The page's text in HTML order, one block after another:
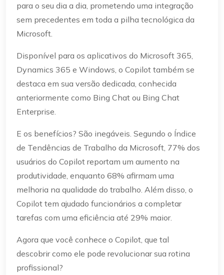
para o seu dia a dia, prometendo uma integração
sem precedentes em toda a pilha tecnológica da
Microsoft.
Disponível para os aplicativos do Microsoft 365,
Dynamics 365 e Windows, o Copilot também se
destaca em sua versão dedicada, conhecida
anteriormente como Bing Chat ou Bing Chat
Enterprise.
E os benefícios? São inegáveis. Segundo o Índice
de Tendências de Trabalho da Microsoft, 77% dos
usuários do Copilot reportam um aumento na
produtividade, enquanto 68% afirmam uma
melhoria na qualidade do trabalho. Além disso, o
Copilot tem ajudado funcionários a completar
tarefas com uma eficiência até 29% maior.
Agora que você conhece o Copilot, que tal
descobrir como ele pode revolucionar sua rotina
profissional?